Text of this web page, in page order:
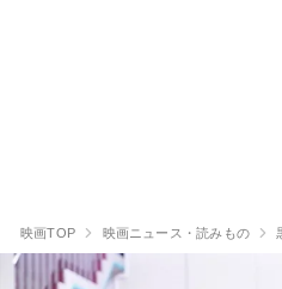
映画TOP 映画ニュース・読みもの